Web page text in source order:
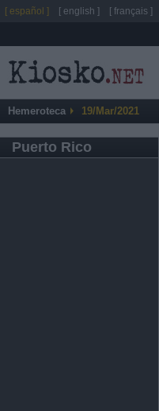
Hemeroteca 19/Mar/2021
Puerto Rico
[ español ] [ english ] [ français ]